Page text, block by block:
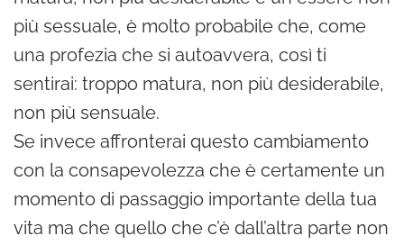
più sessuale, è molto probabile che, come
una profezia che si autoavvera, così ti
sentirai: troppo matura, non più desiderabile,
non più sensuale.
Se invece affronterai questo cambiamento
con la consapevolezza che è certamente un
momento di passaggio importante della tua
vita ma che quello che c’è dall’altra parte non